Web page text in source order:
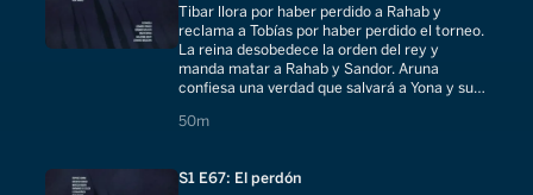
Tibar llora por haber perdido a Rahab y
reclama a Tobías por haber perdido el torneo.
La reina desobedece la orden del rey y
manda matar a Rahab y Sandor. Aruna
confiesa una verdad que salvará a Yona y su
50m
50 minutes
S1 E67: El perdón